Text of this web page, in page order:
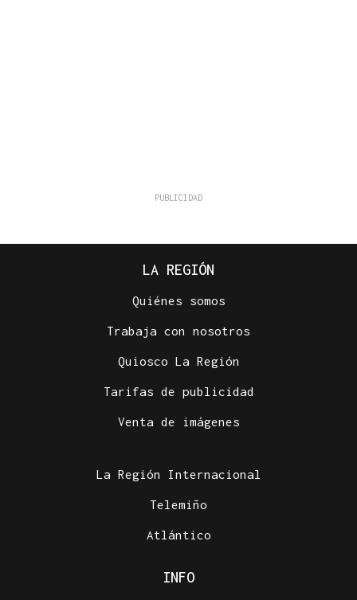
LA REGIÓN
Quiénes somos
Trabaja con nosotros
Quiosco La Región
Tarifas de publicidad
Venta de imágenes
La Región Internacional
Telemiño
Atlántico
INFO